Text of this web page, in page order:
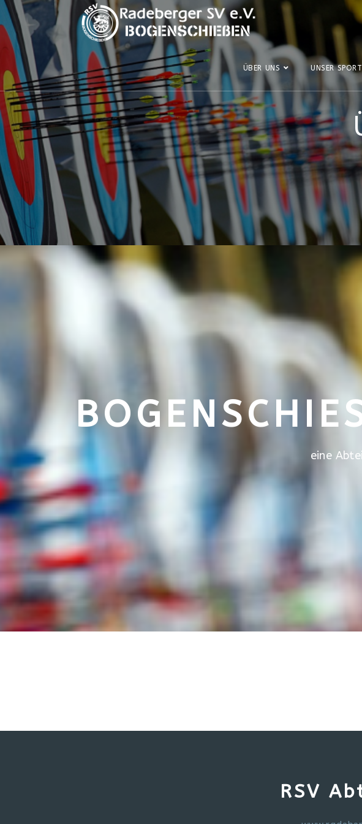
ÜBER UNS UNSER SPORT
eine
RSV